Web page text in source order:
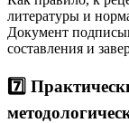
литературы и
Документ
составления и
7️⃣